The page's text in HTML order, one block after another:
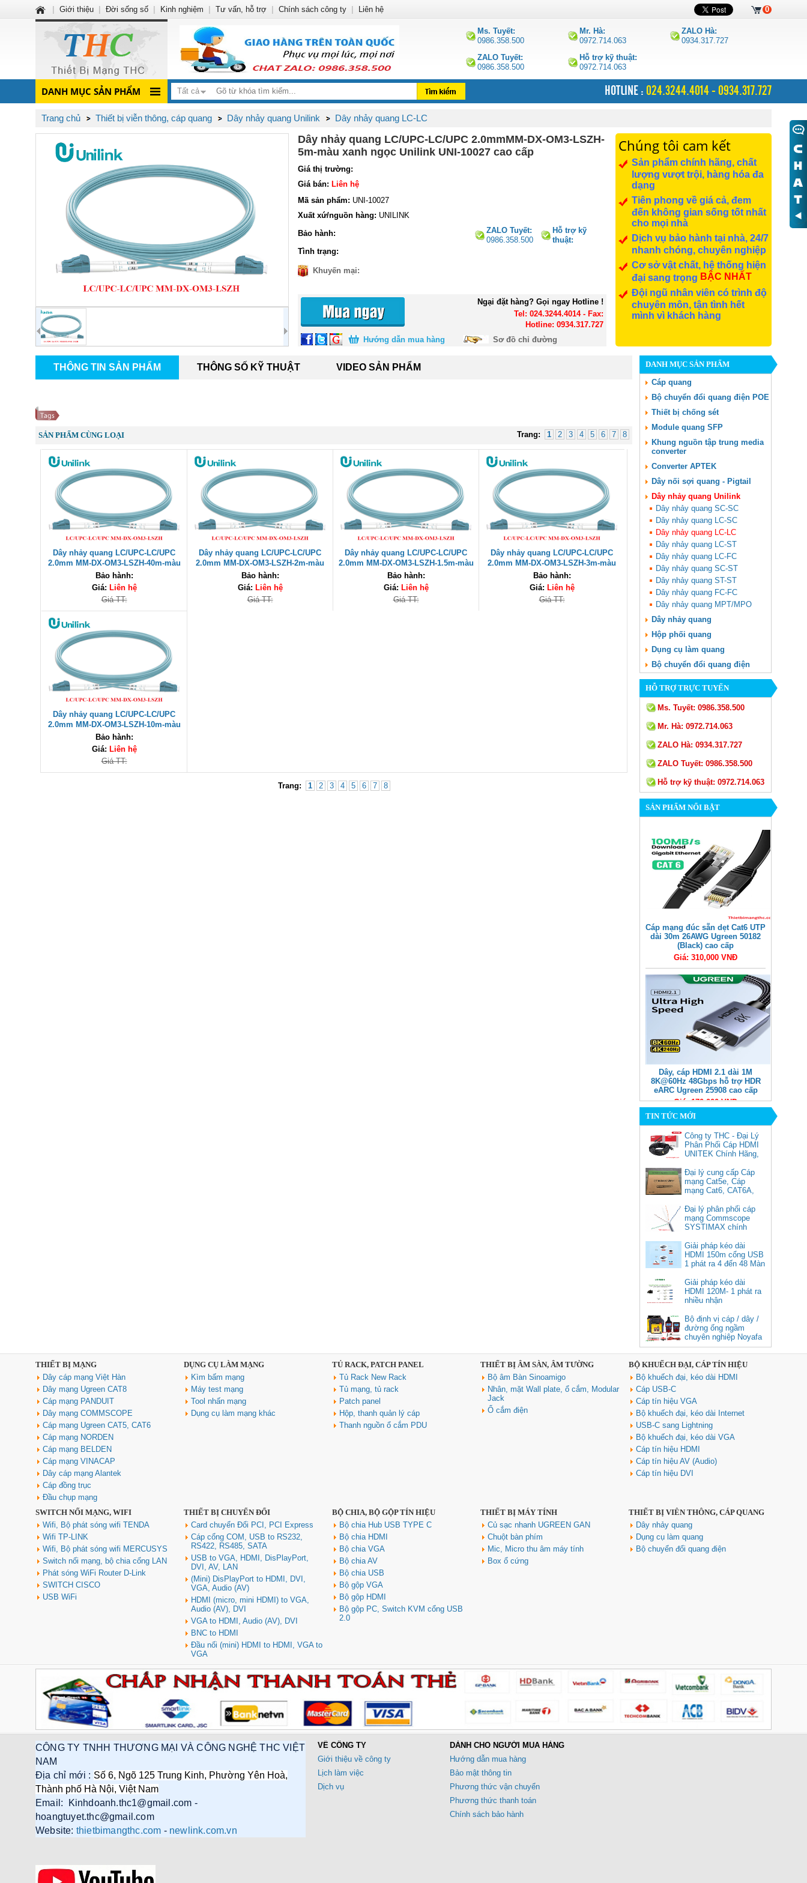
Ms. Tuyết:
0986.358.500
Mr. Hà:
0972.714.063
ZALO Hà:
0934.317.727
ZALO Tuyết:
0986.358.500
Hỗ trợ kỹ thuật:
0972.714.063
DANH MỤC SẢN PHẨM Tất cả HOTLINE : 024.3244.4014 - 0934.317.727
Trang chủ Thiết bị viễn thông, cáp quang Dây nhảy quang Unilink Dây nhảy quang LC-LC
Dây nhảy quang LC/UPC-LC/UPC 2.0mmMM-DX-OM3-LSZH-
5m-màu xanh ngọc Unilink UNI-10027 cao cấp
Giá thị trường:
Giá bán: Liên hệ
Mã sản phẩm: UNI-10027
Xuất xứ/nguồn hàng: UNILINK
ZALO Tuyết:
0986.358.500
Hỗ trợ kỹ
thuật:
Bảo hành:
Tình trạng:
Khuyến mại:
Ngại đặt hàng? Gọi ngay Hotline !
Tel: 024.3244.4014 - Fax:
Hotline: 0934.317.727
Hướng dẫn mua hàng
Sơ đồ chỉ đường
Chúng tôi cam kết
Sản phẩm chính hãng, chất
lượng vượt trội, hàng hóa đa
dạng
Tiên phong về giá cả, đem
đến không gian sống tốt nhất
cho mọi nhà
Dịch vụ bảo hành tại nhà, 24/7
nhanh chóng, chuyên nghiệp
Cơ sở vật chất, hệ thống hiện
đại sang trọng BẬC NHẤT
Đội ngũ nhân viên có trình độ
chuyên môn, tận tình hết
mình vì khách hàng
THÔNG TIN SẢN PHẨM THÔNG SỐ KỸ THUẬT VIDEO SẢN PHẨM
Trang: 1 2 3 4 5 6 7 8
SẢN PHẨM CÙNG LOẠI
Dây nhảy quang LC/UPC-LC/UPC
2.0mm MM-DX-OM3-LSZH-40m-màu
xanh ngọc Unilink UNI-10031 cao
cấp
Bảo hành:
Giá: Liên hệ
Giá TT:
Dây nhảy quang LC/UPC-LC/UPC
2.0mm MM-DX-OM3-LSZH-2m-màu
xanh ngọc Unilink UNI-10030 cao
cấp
Bảo hành:
Giá: Liên hệ
Giá TT:
Dây nhảy quang LC/UPC-LC/UPC
2.0mm MM-DX-OM3-LSZH-1.5m-màu
xanh ngọc Unilink UNI-10029 cao
cấp
Bảo hành:
Giá: Liên hệ
Giá TT:
Dây nhảy quang LC/UPC-LC/UPC
2.0mm MM-DX-OM3-LSZH-3m-màu
xanh ngọc Unilink UNI-10028 cao
cấp
Bảo hành:
Giá: Liên hệ
Giá TT:
Dây nhảy quang LC/UPC-LC/UPC
2.0mm MM-DX-OM3-LSZH-10m-màu
xanh ngọc Unilink UNI-10026 cao
cấp
Bảo hành:
Giá: Liên hệ
Giá TT:
Trang: 1 2 3 4 5 6 7 8
DANH MỤC SẢN PHẨM
Cáp quang
Bộ chuyển đổi quang điện POE
Thiết bị chống sét
Module quang SFP
Khung nguồn tập trung media
converter
Converter APTEK
Dây nối sợi quang - Pigtail
Dây nhảy quang Unilink
Dây nhảy quang SC-SC
Dây nhảy quang LC-SC
Dây nhảy quang LC-LC
Dây nhảy quang LC-ST
Dây nhảy quang LC-FC
Dây nhảy quang SC-ST
Dây nhảy quang ST-ST
Dây nhảy quang FC-FC
Dây nhảy quang MPT/MPO
Dây nhảy quang
Hộp phối quang
Dụng cụ làm quang
Bộ chuyển đổi quang điện
HỖ TRỢ TRỰC TUYẾN
Ms. Tuyết: 0986.358.500
Mr. Hà: 0972.714.063
ZALO Hà: 0934.317.727
ZALO Tuyết: 0986.358.500
Hỗ trợ kỹ thuật: 0972.714.063
SẢN PHẨM NỔI BẬT
Cáp mạng đúc sẵn dẹt Cat6 UTP
dài 30m 26AWG Ugreen 50182
(Black) cao cấp
Giá: 310,000 VNĐ
Dây, cáp HDMI 2.1 dài 1M
8K@60Hz 48Gbps hỗ trợ HDR
eARC Ugreen 25908 cao cấp
Giá: 170,000 VNĐ
Cáp chuyển USB Type-C sang
Displayport 1.4 độ phân giải
cao cấp
Giá: 350,000 VNĐ
Cáp âm thanh 2x1.5 chống
nhiễu chống cháy ALANTEK
301-FRS015-E01P-3SG5 cao cấp
Giá: Liên hệ
Hub USB Type C Groovy Robot
Uno 6 in 1 ra USB-C, USB-A 3.2,
HDMI 4K@60Hz, Sạc PD 100W
Ugreen 35998
Giá: 650,000 VNĐ
Hub USB Type-C 6 in 1 HDMI
4K@60Hz, Hub USB 3.0, Lan,
PD 100W Ugreen 45000 cao cấp
TIN TỨC MỚI
Công ty THC - Đại Lý
Phân Phối Cáp HDMI
UNITEK Chính Hãng,
Đại lý cung cấp Cáp
mạng Cat5e, Cáp
mạng Cat6, CAT6A,
Commscope
Đại lý phân phối cáp
mạng Commscope
SYSTIMAX chính
Giải pháp kéo dài
HDMI 150m cổng USB
1 phát ra 4 đến 48 Màn
Giải pháp kéo dài
HDMI 120M- 1 phát ra
nhiều nhận
Bộ định vị cáp / dây /
đường ống ngầm
chuyên nghiệp Noyafa
NF-826
THIẾT BỊ MẠNG
Dây cáp mạng Việt Hàn
Dây mạng Ugreen CAT8
Cáp mạng PANDUIT
Dây mạng COMMSCOPE
Cáp mạng Ugreen CAT5, CAT6
Cáp mạng NORDEN
Cáp mạng BELDEN
Cáp mạng VINACAP
Dây cáp mạng Alantek
Cáp đồng trục
Đầu chụp mạng
DỤNG CỤ LÀM MẠNG
Kìm bấm mạng
Máy test mạng
Tool nhấn mạng
Dụng cụ làm mạng khác
TỦ RACK, PATCH PANEL
Tủ Rack New Rack
Tủ mạng, tủ rack
Patch panel
Hộp, thanh quản lý cáp
Thanh nguồn ổ cắm PDU
THIẾT BỊ ÂM SÀN, ÂM TƯỜNG
Bộ âm Bàn Sinoamigo
Nhân, mặt Wall plate, ổ cắm, Modular
Jack
Ổ cắm điện
BỘ KHUẾCH ĐẠI, CÁP TÍN HIỆU
Bộ khuếch đại, kéo dài HDMI
Cáp USB-C
Cáp tín hiệu VGA
Bộ khuếch đại, kéo dài Internet
USB-C sang Lightning
Bộ khuếch đại, kéo dài VGA
Cáp tín hiệu HDMI
Cáp tín hiệu AV (Audio)
Cáp tín hiệu DVI
SWITCH NỐI MẠNG, WIFI
Wifi, Bộ phát sóng wifi TENDA
Wifi TP-LINK
Wifi, Bộ phát sóng wifi MERCUSYS
Switch nối mạng, bộ chia cổng LAN
Phát sóng WiFi Router D-Link
SWITCH CISCO
USB WiFi
THIẾT BỊ CHUYỂN ĐỔI
Card chuyển Đổi PCI, PCI Express
Cáp cổng COM, USB to RS232,
RS422, RS485, SATA
USB to VGA, HDMI, DisPlayPort,
DVI, AV, LAN
(Mini) DisPlayPort to HDMI, DVI,
VGA, Audio (AV)
HDMI (micro, mini HDMI) to VGA,
Audio (AV), DVI
VGA to HDMI, Audio (AV), DVI
BNC to HDMI
Đầu nối (mini) HDMI to HDMI, VGA to
VGA
BỘ CHIA, BỘ GỘP TÍN HIỆU
Bộ chia Hub USB TYPE C
Bộ chia HDMI
Bộ chia VGA
Bộ chia AV
Bộ chia USB
Bộ gộp VGA
Bộ gộp HDMI
Bộ gộp PC, Switch KVM cổng USB
2.0
THIẾT BỊ MÁY TÍNH
Củ sạc nhanh UGREEN GAN
Chuột bàn phím
Mic, Micro thu âm máy tính
Box ổ cứng
THIẾT BỊ VIỄN THÔNG, CÁP QUANG
Dây nhảy quang
Dụng cụ làm quang
Bộ chuyển đổi quang điện
CÔNG TY TNHH THƯƠNG MẠI VÀ CÔNG NGHỆ THC VIỆT
NAM
Địa chỉ mới : Số 6, Ngõ 125 Trung Kinh, Phường Yên Hoà,
Thành phố Hà Nội, Việt Nam
Email: Kinhdoanh.thc1@gmail.com -
hoangtuyet.thc@gmail.com
Website: thietbimangthc.com - newlink.com.vn
VỀ CÔNG TY
Giới thiệu về công ty
Lịch làm việc
Dịch vụ
DÀNH CHO NGƯỜI MUA HÀNG
Hướng dẫn mua hàng
Bảo mật thông tin
Phương thức vận chuyển
Phương thức thanh toán
Chính sách bảo hành
0
Giới thiệu Đời sống số Kinh nghiệm Tư vấn, hỗ trợ Chính sách công ty Liên hệ